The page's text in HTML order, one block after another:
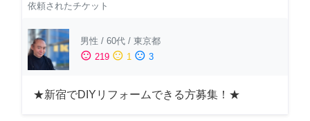
依頼されたチケット
男性 / 60代 / 東京都
sentiment_satisfied 219 sentiment_neutral 1 sentiment_dissatisfied 3
★新宿でDIYリフォームできる方募集！★